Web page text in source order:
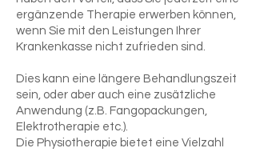
ergänzende Therapie erwerben können,
wenn Sie mit den Leistungen Ihrer
Krankenkasse nicht zufrieden sind.
Dies kann eine längere Behandlungszeit
sein, oder aber auch eine zusätzliche
Anwendung (z.B. Fangopackungen,
Elektrotherapie etc.).
Die Physiotherapie bietet eine Vielzahl